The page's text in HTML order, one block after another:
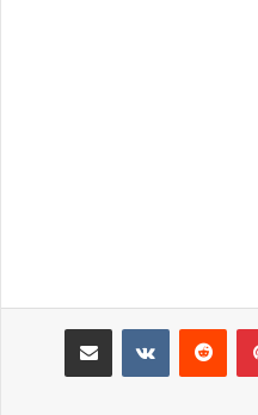
پینترست‫رددیت ‫VKontakteاشتراک گذاری از طریق ایمیل